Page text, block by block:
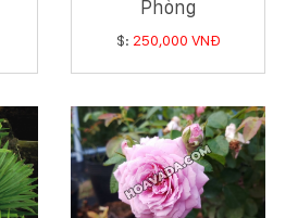
Phòng
$: 250,000 VNĐ